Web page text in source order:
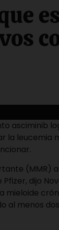
asciminib
la leucemia
(MMR)
dijo
mieloide
al menos